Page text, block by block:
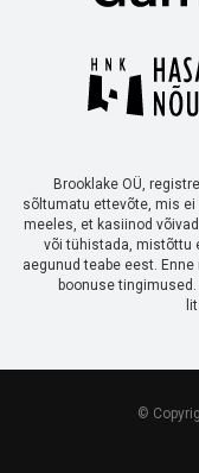
Brooklake OÜ,
sõltumatu ettevõte, mis
meeles, et kasiinod
või tühistada, mistõttu
aegunud teabe eest.
boonuse
©